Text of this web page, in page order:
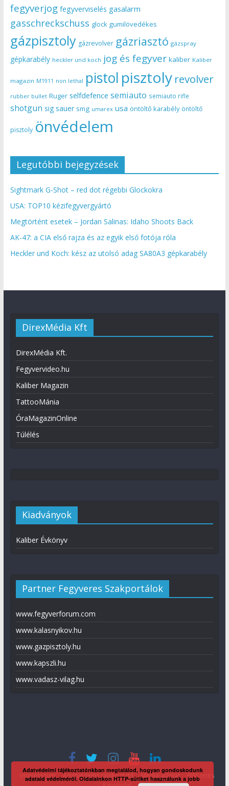
fegyverjog fegyverviselés gasalarm
gasschreckschuss glock gumilövedékes
gázpisztoly gázrevolver gázriasztó gázspray
gépkarabély heckler und koch jog és fegyver kaliber Kaliber
magazin M1911 non lethal pistol pisztoly revolver
rubber bullet Ruger selfdefence semiauto semiauto rifle
shotgun sig sauer smg umarex usa öntöltő karabély öntöltő
pisztoly önvédelem
Legutóbbi bejegyzések
Sightmark G-Shot – red dot régebbi Glockokra
USA: TOP10 kézifegyvergyártó
Megtörtént esetek – Jordan Salinas: Idaho Shoots Back
AK-47: a CIA első rajza és az egyik első fotója róla
Heckler und Koch: kész az utolsó adag SA80A3 gépkarabély
DirexMédia Kft
DirexMédia Kft.
Fegyvervideo.hu
Kaliber Magazin
TattooMánia
ÓraMagazinOnline
Túlélés
Kiadványok
Kaliber Évkönyv
Partner Fegyveres Szakportálok
www.fegyverforum.com
www.kalasnyikov.hu
www.gazpisztoly.hu
www.kapszli.hu
www.vadasz-vilag.hu
Impresszum Adatvédelmi tájékoztató Média ajánlat
Előfizetés
Adatvédelmi tájékoztatónkban megtalálod, hogyan gondoskodunk
adataid védelméről. Oldalainkon HTTP-sütiket használunk a jobb